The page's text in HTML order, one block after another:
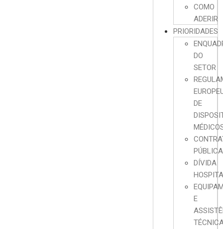
COMO
ADERIR
PRIORIDADES
DO
SETOR
DE
PÚBLICA
DÍVIDA
E